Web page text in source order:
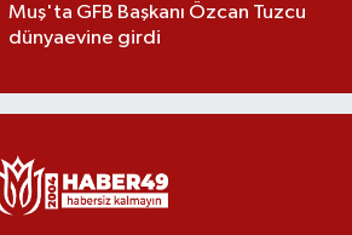
Muş'ta GFB Başkanı Özcan Tuzcu
dünyaevine girdi